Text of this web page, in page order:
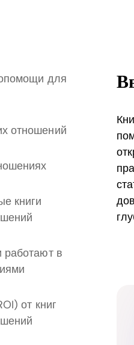
для
отношений
книги
работают в
от книг